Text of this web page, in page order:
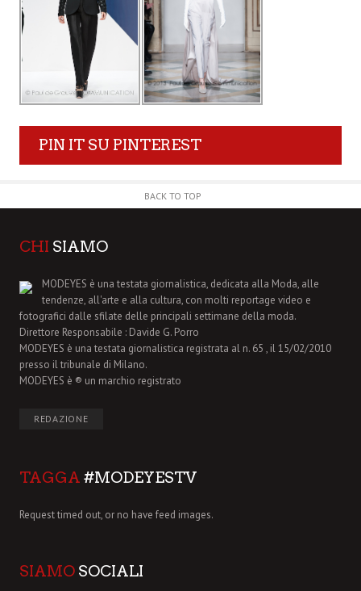
PIN IT SU PINTEREST
BACK TO TOP
CHI SIAMO
MODEYES è una testata giornalistica, dedicata alla Moda, alle
tendenze, all'arte e alla cultura, con molti reportage video e
fotografici dalle sfilate delle principali settimane della moda.
Direttore Responsabile : Davide G. Porro
MODEYES è una testata giornalistica registrata al n. 65 , il 15/02/2010
presso il tribunale di Milano.
MODEYES è ® un marchio registrato
REDAZIONE
TAGGA #MODEYESTV
Request timed out, or no have feed images.
SIAMO SOCIALI